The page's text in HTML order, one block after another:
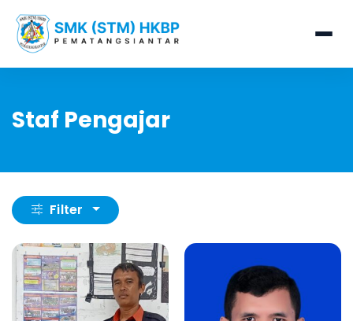
Staf Pengajar
Filter